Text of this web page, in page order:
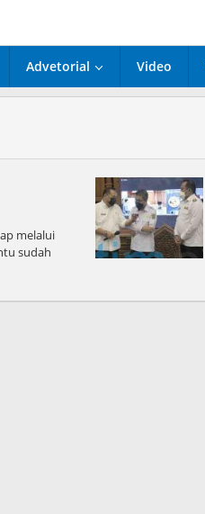
Advetorial Video
melalui
sudah